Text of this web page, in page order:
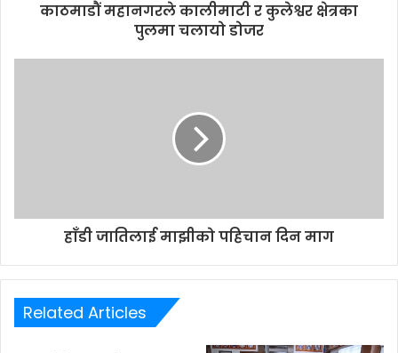
काठमाडौं महानगरले कालीमाटी र कुलेश्वर क्षेत्रका
पुलमा चलायो डोजर
हाँडी जातिलाई माझीको पहिचान दिन माग
Related Articles